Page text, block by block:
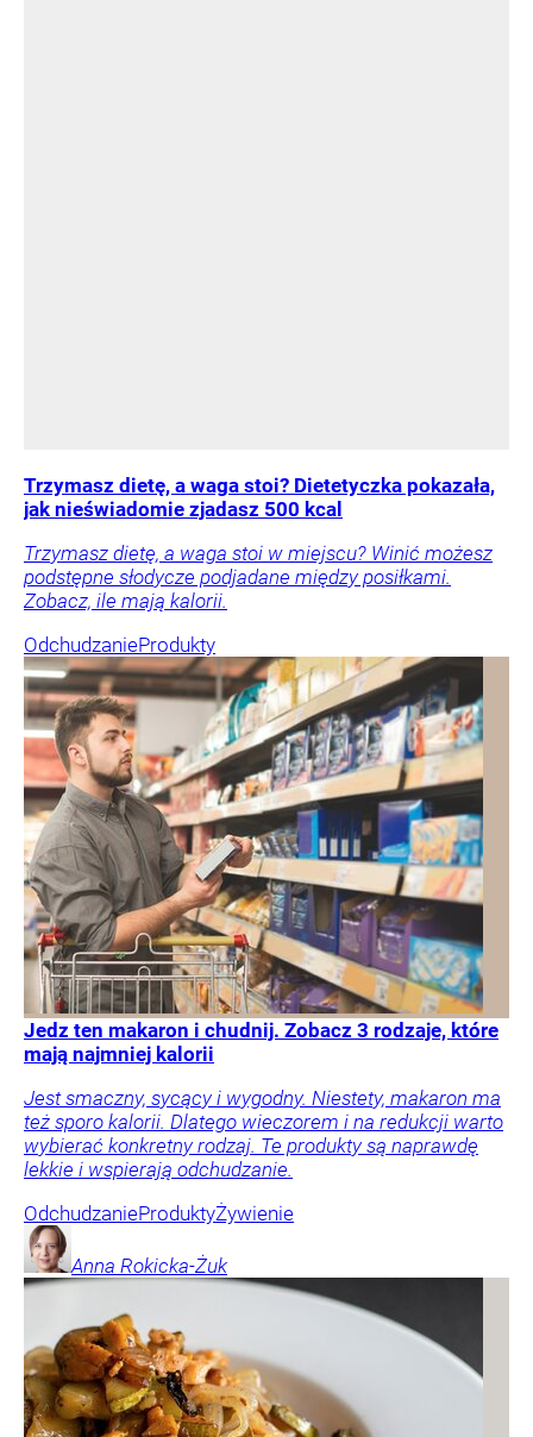
Trzymasz dietę, a waga stoi? Dietetyczka pokazała,
jak nieświadomie zjadasz 500 kcal
Trzymasz dietę, a waga stoi w miejscu? Winić możesz
podstępne słodycze podjadane między posiłkami.
Zobacz, ile mają kalorii.
OdchudzanieProdukty
Jedz ten makaron i chudnij. Zobacz 3 rodzaje, które
mają najmniej kalorii
Jest smaczny, sycący i wygodny. Niestety, makaron ma
też sporo kalorii. Dlatego wieczorem i na redukcji warto
wybierać konkretny rodzaj. Te produkty są naprawdę
lekkie i wspierają odchudzanie.
OdchudzanieProduktyŻywienie
Anna Rokicka-Żuk